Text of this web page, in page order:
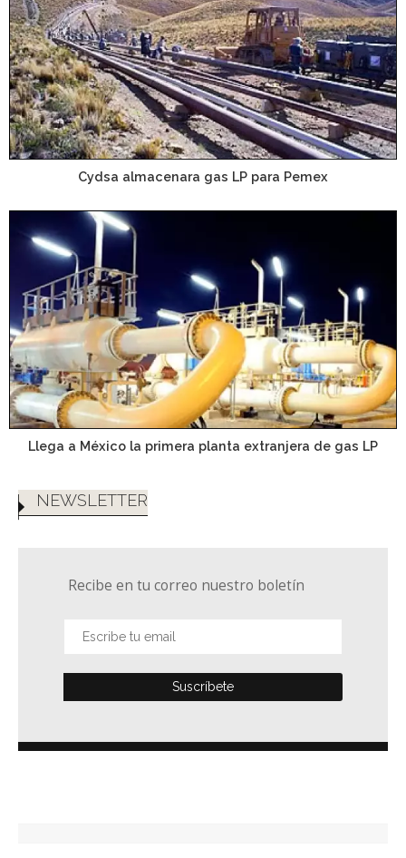
Cydsa almacenara gas LP para Pemex
Llega a México la primera planta extranjera de gas LP
NEWSLETTER
Recibe en tu correo nuestro boletín